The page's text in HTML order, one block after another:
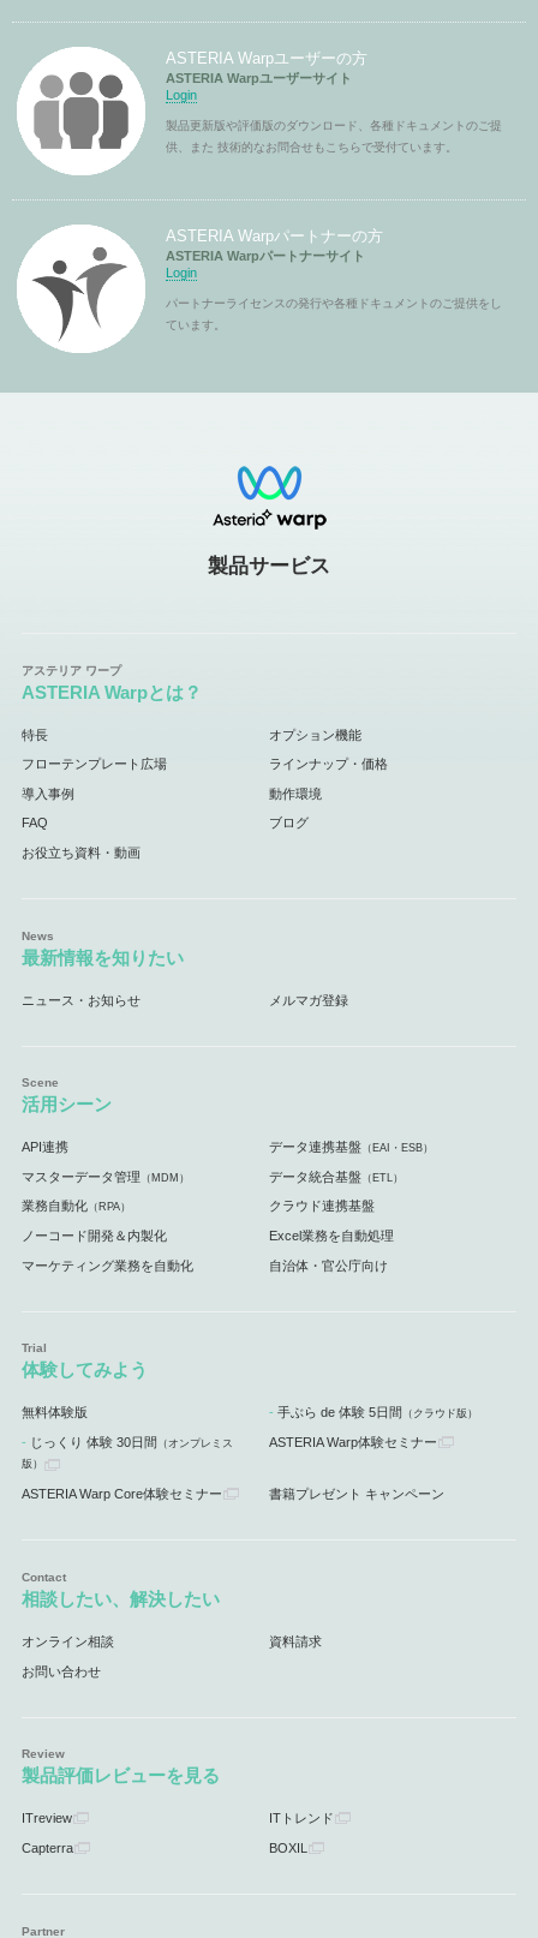
ASTERIA Warpユーザーの方
ASTERIA Warpユーザーサイト
Login
製品更新版や評価版のダウンロード、各種ドキュメントのご提
供、また 技術的なお問合せもこちらで受付ています。
ASTERIA Warpパートナーの方
ASTERIA Warpパートナーサイト
Login
パートナーライセンスの発行や各種ドキュメントのご提供をし
ています。
製品サービス
ASTERIA Warpとは？
特長 オプション機能
フローテンプレート広場 ラインナップ・価格
導入事例 動作環境
FAQ ブログ
お役立ち資料・動画
最新情報を知りたい
ニュース・お知らせ メルマガ登録
活用シーン
API連携 データ連携基盤 （EAI・ESB）
マスターデータ管理 （MDM） データ統合基盤 （ETL）
業務自動化（RPA） クラウド連携基盤
ノーコード開発＆内製化 Excel業務を自動処理
マーケティング業務を自動化 自治体・官公庁向け
体験してみよう
無料体験版 手ぶら de 体験 5日間 （クラウド版）
じっくり 体験 30日間 （オンプレミス
版）
ASTERIA Warp体験セミナー
ASTERIA Warp Core体験セミナー 書籍プレゼント キャンペーン
相談したい、解決したい
オンライン相談 資料請求
お問い合わせ
製品評価レビューを見る
ITreview ITトレンド
Capterra BOXIL